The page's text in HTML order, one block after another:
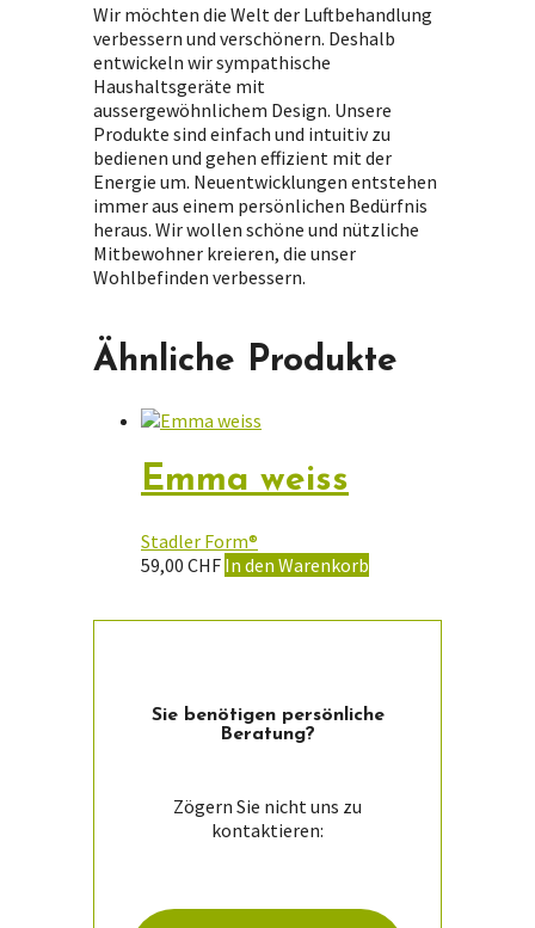
Wir möchten die Welt der Luftbehandlung
verbessern und verschönern. Deshalb
entwickeln wir sympathische
Haushaltsgeräte mit
aussergewöhnlichem Design. Unsere
Produkte sind einfach und intuitiv zu
bedienen und gehen effizient mit der
Energie um. Neuentwicklungen entstehen
immer aus einem persönlichen Bedürfnis
heraus. Wir wollen schöne und nützliche
Mitbewohner kreieren, die unser
Wohlbefinden verbessern.
Ähnliche Produkte
Emma weiss
Stadler Form®
59,00 CHF In den Warenkorb
Sie ­benötigen persön­liche
Beratung?
Zögern Sie nicht uns zu
kontaktieren: